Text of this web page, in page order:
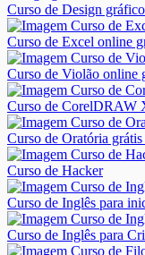
Curso de Design
Curso de Excel online
Curso de Violão online
Curso de CorelDRAW
Curso de Oratória
Curso de Hacker
Curso de Inglês para
Curso de Inglês para